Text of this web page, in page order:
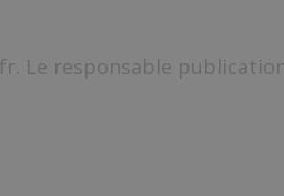
Le responsable